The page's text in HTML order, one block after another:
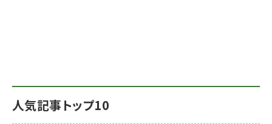
人気記事トップ10